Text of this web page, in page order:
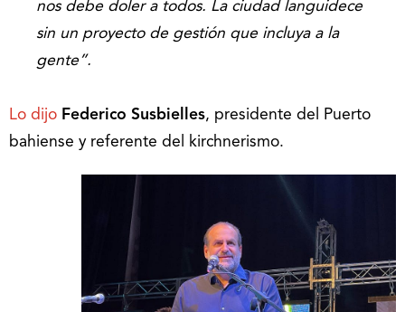
nos debe doler a todos. La ciudad languidece
sin un proyecto de gestión que incluya a la
gente”.
Lo dijo Federico Susbielles, presidente del Puerto
bahiense y referente del kirchnerismo.